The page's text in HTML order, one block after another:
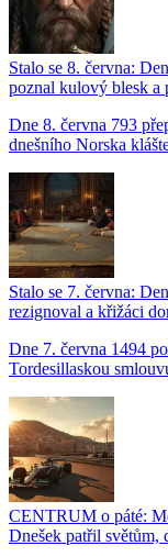
Stalo se 8. června:
poznal kulový blesk a
Dne 8. června 793
dnešního Norska
Stalo se 7. června:
rezignoval a křižáci
Dne 7. června 1494
Tordesillaskou
CENTRUM o páté:
Dnešek patřil